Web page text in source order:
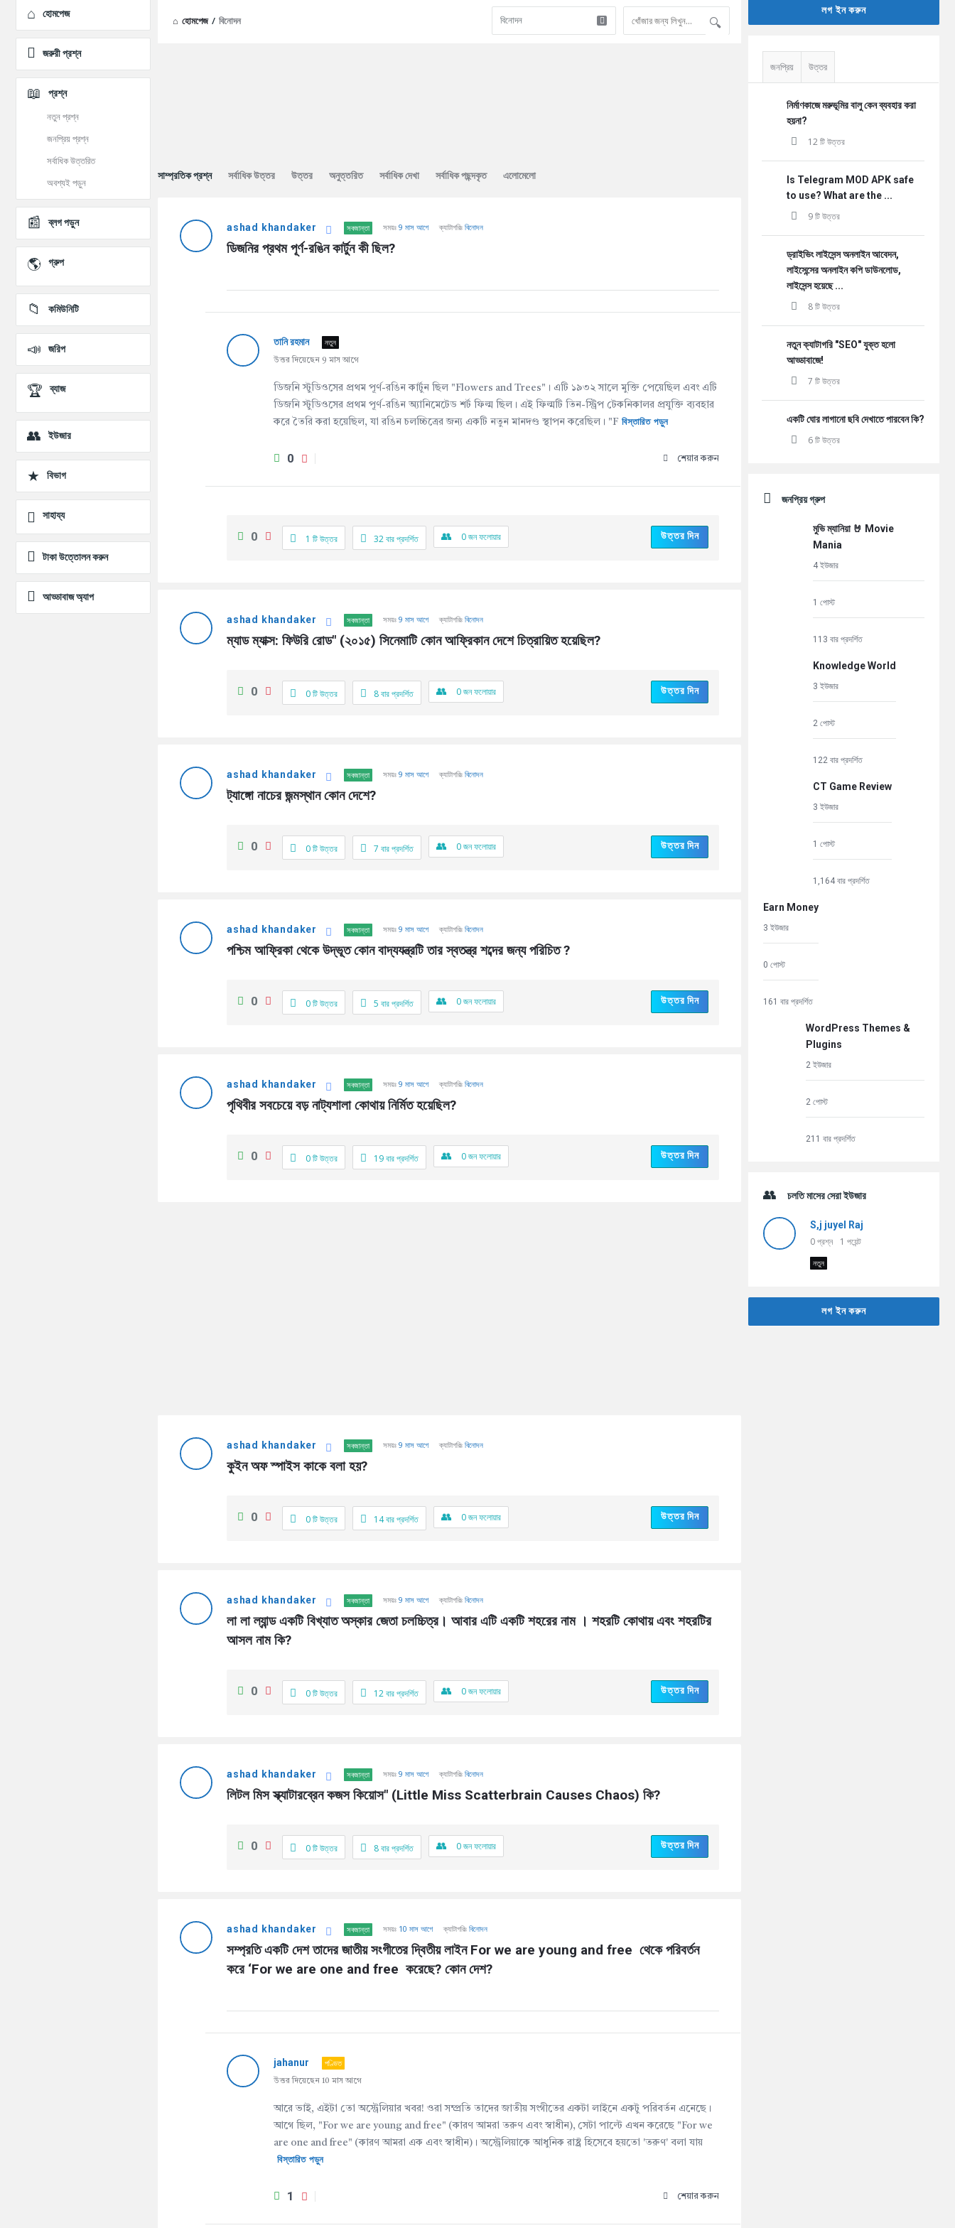
হোমপেজ / বিনোদন
সাম্প্রতিক প্রশ্ন সর্বাধিক উত্তর উত্তর অনুত্তরিত সর্বাধিক দেখা সর্বাধিক পছন্দকৃত এলোমেলো
Latest
ashad khandaker সবজান্তা সময়ঃ 9 মাস আগে ক্যাটাগরিঃ বিনোদন
ডিজনির প্রথম পূর্ণ-রঙিন কার্টুন কী ছিল?
তানি রহমান নতুন
উত্তর দিয়েছেন 9 মাস আগে
ডিজনি স্টুডিওসের প্রথম পূর্ণ-রঙিন কার্টুন ছিল "Flowers and Trees"। এটি ১৯৩২ সালে মুক্তি পেয়েছিল এবং এটি
ডিজনি স্টুডিওসের প্রথম পূর্ণ-রঙিন অ্যানিমেটেড শর্ট ফিল্ম ছিল। এই ফিল্মটি তিন-স্ট্রিপ টেকনিকালর প্রযুক্তি ব্যবহার
করে তৈরি করা হয়েছিল, যা রঙিন চলচ্চিত্রের জন্য একটি নতুন মানদণ্ড স্থাপন করেছিল। "F বিস্তারিত পড়ুন
0 শেয়ার করুন
0 1 টি উত্তর 32বার প্রদর্শিত 0জন ফলোয়ার উত্তর দিন
ashad khandaker সবজান্তা সময়ঃ 9 মাস আগে ক্যাটাগরিঃ বিনোদন
ম্যাড ম্যাক্স: ফিউরি রোড" (২০১৫) সিনেমাটি কোন আফ্রিকান দেশে চিত্রায়িত হয়েছিল?
0 0 টি উত্তর 8বার প্রদর্শিত 0জন ফলোয়ার উত্তর দিন
ashad khandaker সবজান্তা সময়ঃ 9 মাস আগে ক্যাটাগরিঃ বিনোদন
ট্যাঙ্গো নাচের জন্মস্থান কোন দেশে?
0 0 টি উত্তর 7 বার প্রদর্শিত 0জন ফলোয়ার উত্তর দিন
ashad khandaker সবজান্তা সময়ঃ 9 মাস আগে ক্যাটাগরিঃ বিনোদন
পশ্চিম আফ্রিকা থেকে উদ্ভূত কোন বাদ্যযন্ত্রটি তার স্বতন্ত্র শব্দের জন্য পরিচিত ?
0 0 টি উত্তর 5 বার প্রদর্শিত 0জন ফলোয়ার উত্তর দিন
ashad khandaker সবজান্তা সময়ঃ 9 মাস আগে ক্যাটাগরিঃ বিনোদন
পৃথিবীর সবচেয়ে বড় নাট্যশালা কোথায় নির্মিত হয়েছিল?
0 0 টি উত্তর 19বার প্রদর্শিত 0জন ফলোয়ার উত্তর দিন
ashad khandaker সবজান্তা সময়ঃ 9 মাস আগে ক্যাটাগরিঃ বিনোদন
কুইন অফ স্পাইস কাকে বলা হয়?
0 0 টি উত্তর 14বার প্রদর্শিত 0জন ফলোয়ার উত্তর দিন
ashad khandaker সবজান্তা সময়ঃ 9 মাস আগে ক্যাটাগরিঃ বিনোদন
লা লা ল্যান্ড একটি বিখ্যাত অস্কার জেতা চলচ্চিত্র। আবার এটি একটি শহরের নাম । শহরটি কোথায় এবং শহরটির
আসল নাম কি?
0 0 টি উত্তর 12বার প্রদর্শিত 0জন ফলোয়ার উত্তর দিন
ashad khandaker সবজান্তা সময়ঃ 9 মাস আগে ক্যাটাগরিঃ বিনোদন
লিটল মিস স্ক্যাটারব্রেন কজস কিয়োস" (Little Miss Scatterbrain Causes Chaos) কি?
0 0 টি উত্তর 8বার প্রদর্শিত 0জন ফলোয়ার উত্তর দিন
ashad khandaker সবজান্তা সময়ঃ 10 মাস আগে ক্যাটাগরিঃ বিনোদন
সম্প্রতি একটি দেশ তাদের জাতীয় সংগীতের দ্বিতীয় লাইন For we are young and free  থেকে পরিবর্তন
করে ‘For we are one and free  করেছে? কোন দেশ?
jahanur পণ্ডিত
উত্তর দিয়েছেন 10 মাস আগে
আরে ভাই, এইটা তো অস্ট্রেলিয়ার খবর! ওরা সম্প্রতি তাদের জাতীয় সংগীতের একটা লাইনে একটু পরিবর্তন এনেছে।
আগে ছিল, "For we are young and free" (কারণ আমরা তরুণ এবং স্বাধীন), সেটা পাল্টে এখন করেছে "For we
are one and free" (কারণ আমরা এক এবং স্বাধীন)। অস্ট্রেলিয়াকে আধুনিক রাষ্ট্র হিসেবে হয়তো 'তরুণ' বলা যায়
বিস্তারিত পড়ুন
1 শেয়ার করুন
লগ ইন করুন
জনপ্রিয় উত্তর
নির্মাণকাজে মরুভূমির বালু কেন ব্যবহার করা
হয়না?
12 টি উত্তর
Is Telegram MOD APK safe
to use? What are the ...
9 টি উত্তর
ড্রাইভিং লাইসেন্স অনলাইন আবেদন,
লাইসেন্সের অনলাইন কপি ডাউনলোড,
লাইসেন্স হয়েছে ...
8 টি উত্তর
নতুন ক্যাটাগরি "SEO" যুক্ত হলো
আড্ডাবাজে!
7 টি উত্তর
একটি ঘোর লাগানো ছবি দেখাতে পারবেন কি?
6 টি উত্তর
জনপ্রিয় গ্রুপ
মুভি ম্যানিয়া 🤘 Movie
Mania
4 ইউজার
1 পোস্ট
113 বার প্রদর্শিত
Knowledge World
3 ইউজার
2 পোস্ট
122 বার প্রদর্শিত
CT Game Review
3 ইউজার
1 পোস্ট
1,164 বার প্রদর্শিত
Earn Money
3 ইউজার
0 পোস্ট
161 বার প্রদর্শিত
WordPress Themes &
Plugins
2 ইউজার
2 পোস্ট
211 বার প্রদর্শিত
চলতি মাসের সেরা ইউজার
S,j juyel Raj
0প্রশ্ন 1 পয়েন্ট
নতুন
লগ ইন করুন
Explore
হোমপেজ
জরুরী প্রশ্ন
প্রশ্ন
নতুন প্রশ্ন
জনপ্রিয় প্রশ্ন
সর্বাধিক উত্তরিত
অবশ্যই পড়ুন
ব্লগ পড়ুন
গ্রুপ
কমিউনিটি
জরিপ
ব্যাজ
ইউজার
বিভাগ
সাহায্য
টাকা উত্তোলন করুন
আড্ডাবাজ অ্যাপ